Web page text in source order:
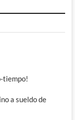
tiempo!
a sueldo de